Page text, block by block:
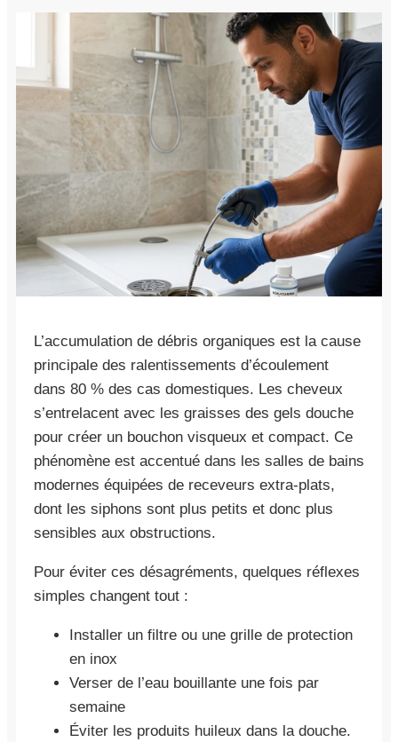
L’accumulation de débris organiques est la cause
principale des ralentissements d’écoulement
dans 80 % des cas domestiques. Les cheveux
s’entrelacent avec les graisses des gels douche
pour créer un bouchon visqueux et compact. Ce
phénomène est accentué dans les salles de bains
modernes équipées de receveurs extra-plats,
dont les siphons sont plus petits et donc plus
sensibles aux obstructions.
Pour éviter ces désagréments, quelques réflexes
simples changent tout :
Installer un filtre ou une grille de protection
en inox
Verser de l’eau bouillante une fois par
semaine
Éviter les produits huileux dans la douche.